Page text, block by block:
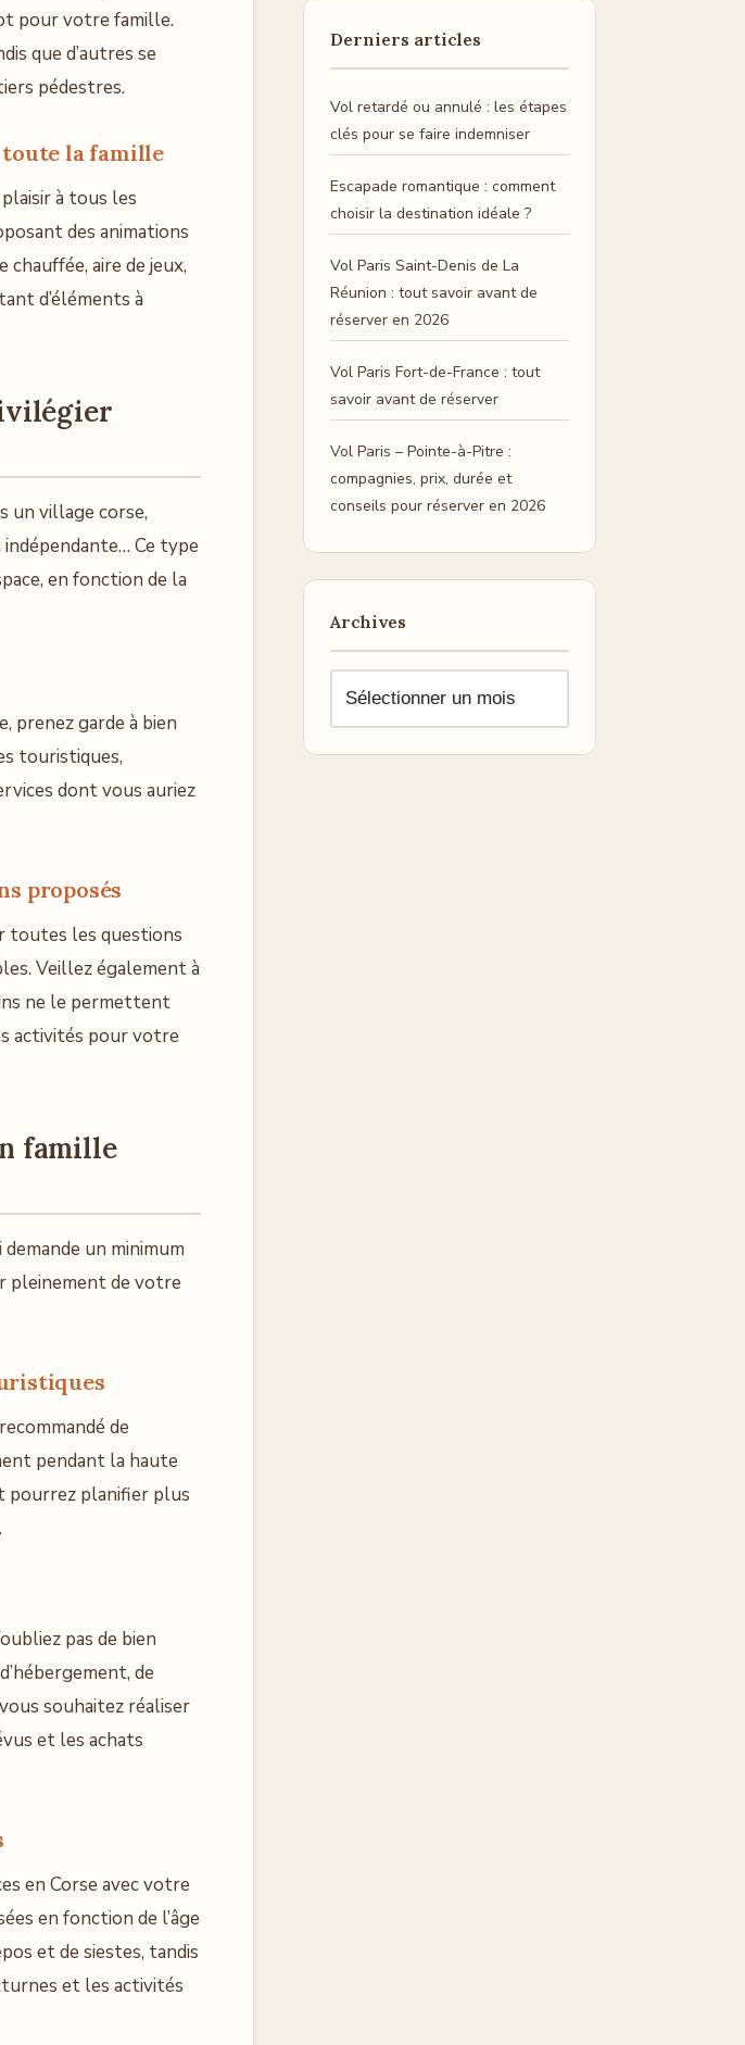
pour votre famille.
que d’autres se
pédestres.
toute la famille
à tous les
des animations
aire de jeux,
d’éléments à
un village corse,
Ce type
en fonction de la
prenez garde à bien
touristiques,
dont vous auriez
proposés
toutes les questions
Veillez également à
ne le permettent
activités pour votre
famille
un minimum
pleinement de votre
de
pendant la haute
pourrez planifier plus
pas de bien
de
souhaitez réaliser
et les achats
en Corse avec votre
en fonction de l’âge
et de siestes, tandis
et les activités
Derniers articles
Vol retardé ou annulé : les étapes
clés pour se faire indemniser
Escapade romantique : comment
choisir la destination idéale ?
Vol Paris Saint-Denis de La
Réunion : tout savoir avant de
réserver en 2026
Vol Paris Fort-de-France : tout
savoir avant de réserver
Vol Paris – Pointe-à-Pitre :
compagnies, prix, durée et
conseils pour réserver en 2026
Archives